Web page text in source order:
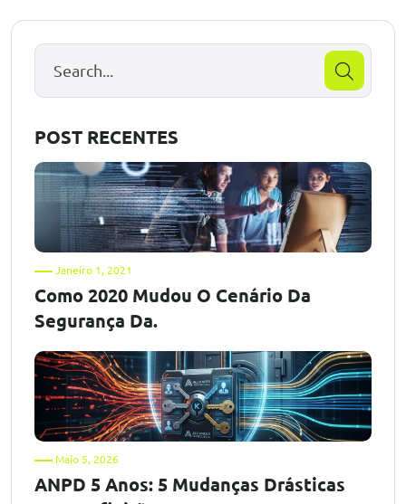
POST RECENTES
Janeiro 1, 2021
Como 2020 Mudou O Cenário Da
Segurança Da.
Maio 5, 2026
ANPD 5 Anos: 5 Mudanças Drásticas